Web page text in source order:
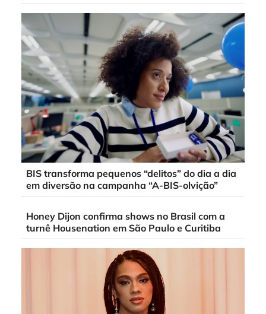
BIS transforma pequenos “delitos” do dia a dia
em diversão na campanha “A-BIS-olvição”
Honey Dijon confirma shows no Brasil com a
turnê Housenation em São Paulo e Curitiba